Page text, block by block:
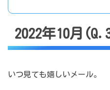
2022年10月
いつ見ても嬉しいメール。